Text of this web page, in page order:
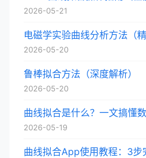
2026-05-21
电磁学实验曲线分析方法（精
2026-05-20
鲁棒拟合方法（深度解析）
2026-05-20
曲线拟合是什么？一文搞懂
2026-05-19
曲线拟合App使用教程：3步